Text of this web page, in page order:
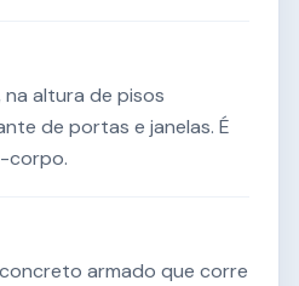
na altura de pisos
de portas e janelas. É
corpo.
armado que corre